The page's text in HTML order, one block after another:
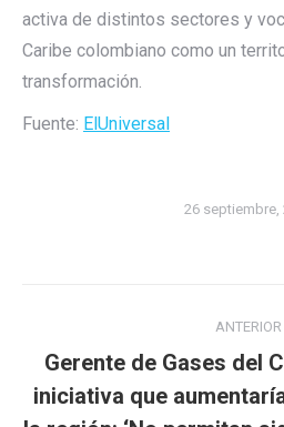
activa de distintos sectores y
Caribe colombiano como un
transformación.
Fuente: ElUniversal
26 septiembre,
entre
publicaciones
ANTERIOR
Gerente de Gases del
iniciativa que